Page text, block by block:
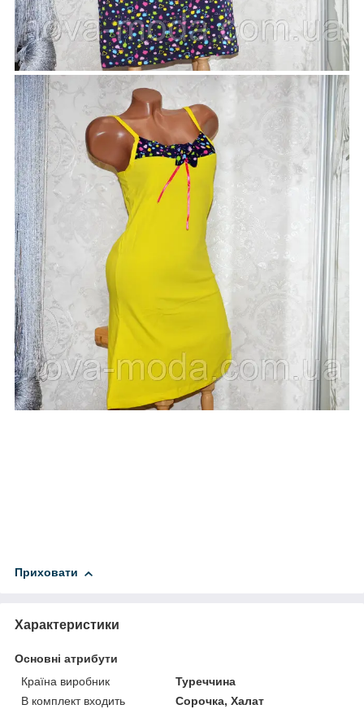
Приховати
Характеристики
Основні атрибути
Країна виробник
Туреччина
В комплект входить
Сорочка, Халат